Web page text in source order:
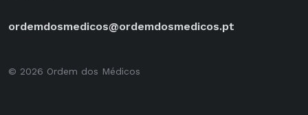
ordemdosmedicos@ordemdosmedicos.pt
© 2026 Ordem dos Médicos